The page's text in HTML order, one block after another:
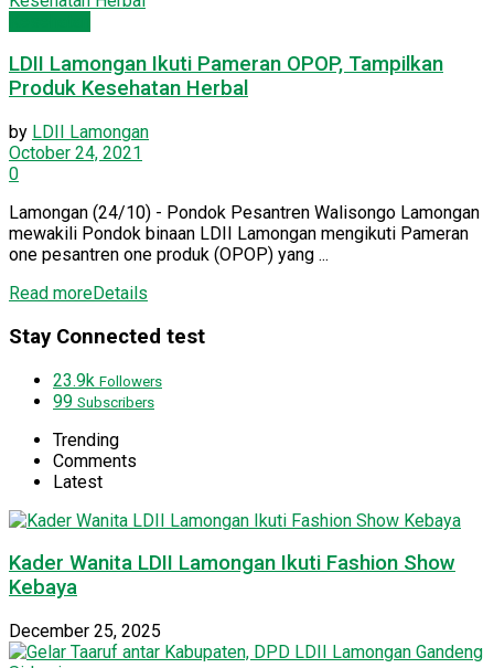
LDII Lamongan Ikuti Pameran OPOP, Tampilkan
Produk Kesehatan Herbal
by LDII Lamongan
October 24, 2021
0
Lamongan (24/10) - Pondok Pesantren Walisongo Lamongan
mewakili Pondok binaan LDII Lamongan mengikuti Pameran
one pesantren one produk (OPOP) yang ...
Read moreDetails
Stay Connected test
23.9k Followers
99 Subscribers
Trending
Comments
Latest
Kader Wanita LDII Lamongan Ikuti Fashion Show
Kebaya
December 25, 2025